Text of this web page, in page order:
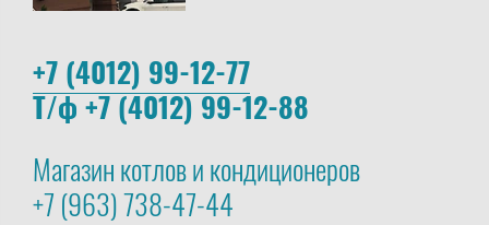
+7 (4012) 99-12-77
Т/ф +7 (4012) 99-12-88
Магазин котлов и кондиционеров
+7 (963) 738-47-44